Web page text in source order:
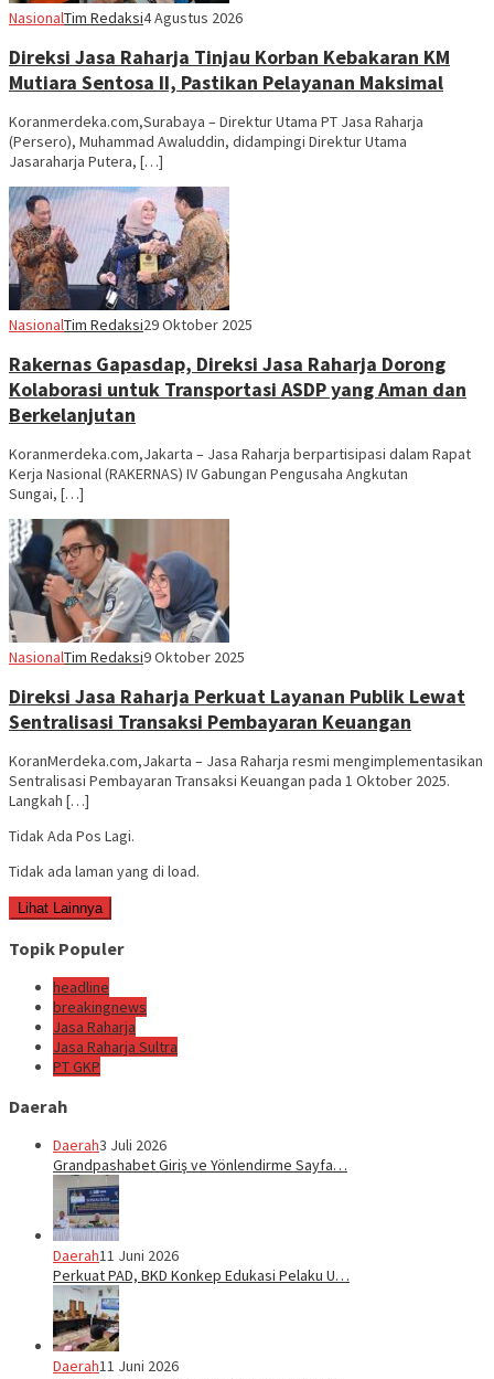
NasionalTim Redaksi4 Agustus 2026
Direksi Jasa Raharja Tinjau Korban Kebakaran KM
Mutiara Sentosa II, Pastikan Pelayanan Maksimal
Koranmerdeka.com,Surabaya – Direktur Utama PT Jasa Raharja
(Persero), Muhammad Awaluddin, didampingi Direktur Utama
Jasaraharja Putera, […]
NasionalTim Redaksi29 Oktober 2025
Rakernas Gapasdap, Direksi Jasa Raharja Dorong
Kolaborasi untuk Transportasi ASDP yang Aman dan
Berkelanjutan
Koranmerdeka.com,Jakarta – Jasa Raharja berpartisipasi dalam Rapat
Kerja Nasional (RAKERNAS) IV Gabungan Pengusaha Angkutan
Sungai, […]
NasionalTim Redaksi9 Oktober 2025
Direksi Jasa Raharja Perkuat Layanan Publik Lewat
Sentralisasi Transaksi Pembayaran Keuangan
KoranMerdeka.com,Jakarta – Jasa Raharja resmi mengimplementasikan
Sentralisasi Pembayaran Transaksi Keuangan pada 1 Oktober 2025.
Langkah […]
Tidak Ada Pos Lagi.
Tidak ada laman yang di load.
Lihat Lainnya
Topik Populer
headline
breakingnews
Jasa Raharja
Jasa Raharja Sultra
PT GKP
Daerah
Daerah3 Juli 2026
Grandpashabet Giriş ve Yönlendirme Sayfa…
Daerah11 Juni 2026
Perkuat PAD, BKD Konkep Edukasi Pelaku U…
Daerah11 Juni 2026